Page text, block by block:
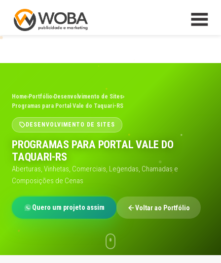
Home›Portfólio›Desenvolvimento de Sites›
Programas para Portal Vale do Taquari-RS
DESENVOLVIMENTO DE SITES
PROGRAMAS PARA PORTAL VALE DO
TAQUARI-RS
Aberturas, Vinhetas, Comerciais, Legendas, Chamadas e
Composições de Cenas
Quero um projeto assim Voltar ao Portfólio